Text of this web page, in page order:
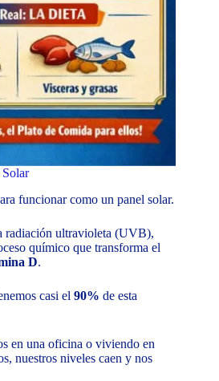
funcionar como un panel solar.
radiación ultravioleta (UVB),
químico que transforma el
D.
casi el 90% de esta
en una oficina o viviendo en
nuestros niveles caen y nos